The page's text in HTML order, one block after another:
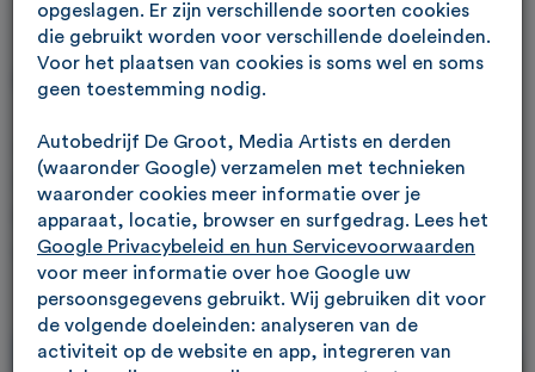
Contact & Locaties
Je bent van harte welkom in Veenendaal & Rhenen. Ons
team met specialisten staat voor je klaar.
Breng gerust een bezoek aan de showroom en maak
vrijblijvend een proefrit in onze occasions.
opgeslagen. Er zijn verschillende soorten cookies
die gebruikt worden voor verschillende doeleinden.
Voor het plaatsen van cookies is soms wel en soms
geen toestemming nodig.
Autobedrijf De Groot, Media Artists en derden
(waaronder Google) verzamelen met technieken
waaronder cookies meer informatie over je
apparaat, locatie, browser en surfgedrag. Lees het
Google Privacybeleid en hun Servicevoorwaarden
voor meer informatie over hoe Google uw
persoonsgegevens gebruikt. Wij gebruiken dit voor
de volgende doeleinden: analyseren van de
activiteit op de website en app, integreren van